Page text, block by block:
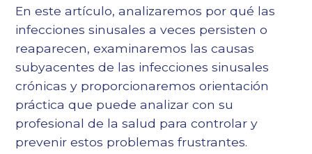
En este artículo, analizaremos por qué las
infecciones sinusales a veces persisten o
reaparecen, examinaremos las causas
subyacentes de las infecciones sinusales
crónicas y proporcionaremos orientación
práctica que puede analizar con su
profesional de la salud para controlar y
prevenir estos problemas frustrantes.